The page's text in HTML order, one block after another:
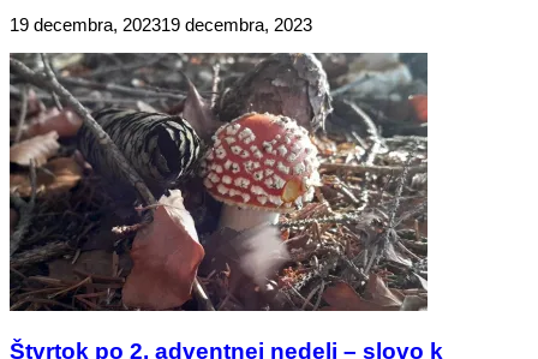
19 decembra, 202319 decembra, 2023
Štvrtok po 2. adventnej nedeli – slovo k